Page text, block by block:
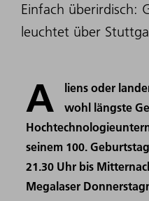
Einfach überirdisch:
leuchtet über
A
liens oder
wohl längste
seinem 100.
21.30 Uhr bis
Megalaser